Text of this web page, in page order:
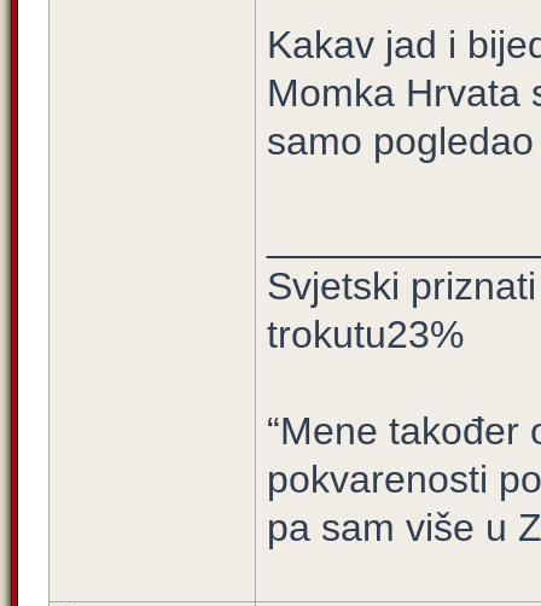
Kakav jad i
Momka Hrvata
samo
Svjetski
trokutu23%
“Mene također
pokvarenosti
pa sam više u